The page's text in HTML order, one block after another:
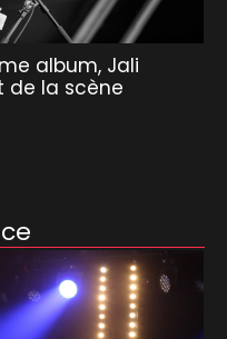
album, Jali
de la scène